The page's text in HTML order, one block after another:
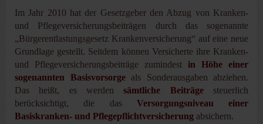
Im Jahr 2010 hat der Gesetzgeber den Abzug von Kranken-
und Pflegeversicherungsbeiträgen durch das sogenannte
„Bürgerentlastungsgesetz Krankenversicherung“ auf eine neue
Grundlage gestellt. Seitdem können Versicherte ihre Kranken-
und Pflegeversicherungsbeiträge zumindest in Höhe einer
sogenannten Basisvorsorgeals Sonderausgaben abziehen.
Das heißt, es werdensämtliche Beiträgesteuerlich
berücksichtigt, die das Versorgungsniveau einer
Basiskranken- und Pflegepflichtversicherung absichern.